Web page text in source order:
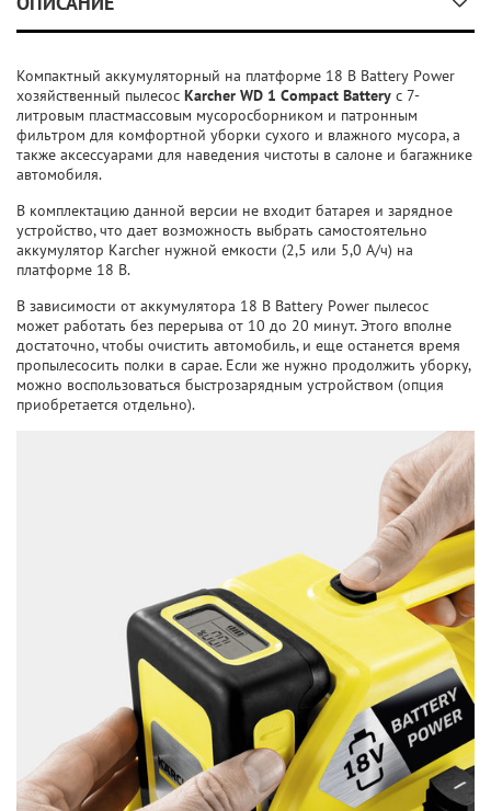
Компактный аккумуляторный на платформе 18 В Battery Power
хозяйственный пылесос Karcher WD 1 Compact Battery с 7-
литровым пластмассовым мусоросборником и патронным
фильтром для комфортной уборки сухого и влажного мусора, а
также аксессуарами для наведения чистоты в салоне и багажнике
автомобиля.
В комплектацию данной версии не входит батарея и зарядное
устройство, что дает возможность выбрать самостоятельно
аккумулятор Karcher нужной емкости (2,5 или 5,0 А/ч) на
платформе 18 B.
В зависимости от аккумулятора 18 В Battery Power пылесос
может работать без перерыва от 10 до 20 минут. Этого вполне
достаточно, чтобы очистить автомобиль, и еще останется время
пропылесосить полки в сарае. Если же нужно продолжить уборку,
можно воспользоваться быстрозарядным устройством (опция
приобретается отдельно).